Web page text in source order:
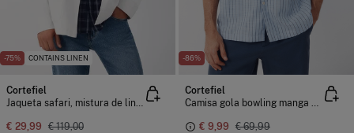
-75% CONTAINS LINEN
Cortefiel
Jaqueta safari, mistura de linho
€ 29,99 € 119,00
-86%
Cortefiel
Camisa gola bowling manga comprida
€ 9,99 € 69,99